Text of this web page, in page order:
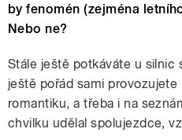
by fenomén (zejména
Nebo ne?
Stále ještě potkáváte u silnic
ještě pořád sami
romantiku, a třeba i na
chvilku udělal spolujezdce,